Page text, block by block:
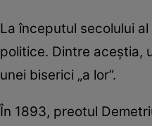
La începutul secolului
politice. Dintre aceștia,
unei biserici „a lor”.
În 1893, preotul